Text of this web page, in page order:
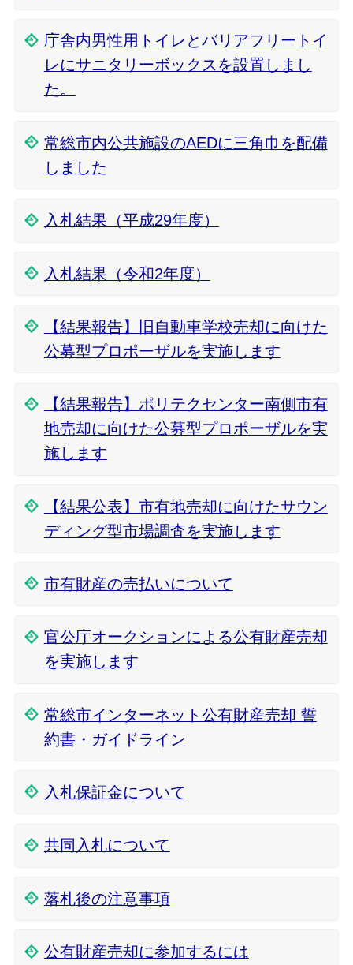
庁舎内男性用トイレとバリアフリートイ
レにサニタリーボックスを設置しまし
た。
常総市内公共施設のAEDに三角巾を配備
しました
入札結果（平成29年度）
入札結果（令和2年度）
【結果報告】旧自動車学校売却に向けた
公募型プロポーザルを実施します
【結果報告】ポリテクセンター南側市有
地売却に向けた公募型プロポーザルを実
施します
【結果公表】市有地売却に向けたサウン
ディング型市場調査を実施します
市有財産の売払いについて
官公庁オークションによる公有財産売却
を実施します
常総市インターネット公有財産売却 誓
約書・ガイドライン
入札保証金について
共同入札について
落札後の注意事項
公有財産売却に参加するには